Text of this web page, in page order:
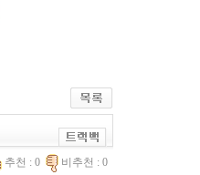
추천 : 0 비추천 : 0